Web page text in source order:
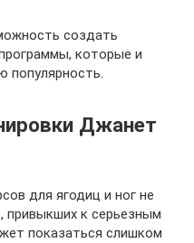
создать
которые и
популярность.
Джанет
для ягодиц и ног не
привыкших к серьезным
показаться слишком